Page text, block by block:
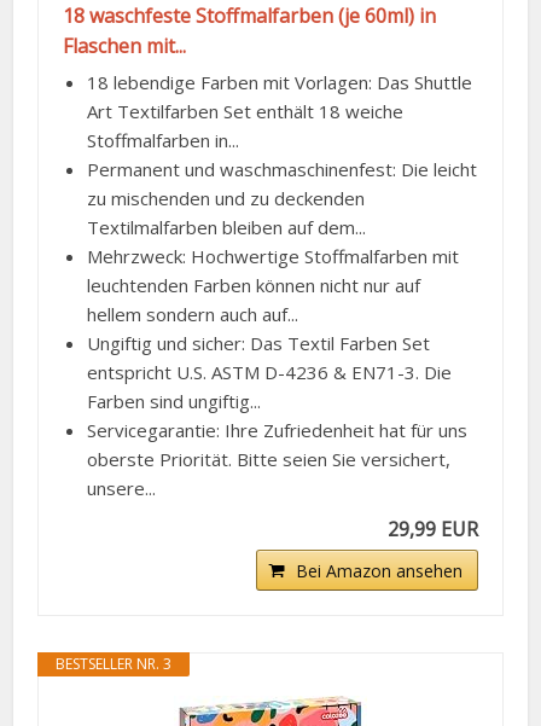
18 waschfeste Stoffmalfarben (je 60ml) in
Flaschen mit...
18 lebendige Farben mit Vorlagen: Das Shuttle
Art Textilfarben Set enthält 18 weiche
Stoffmalfarben in...
Permanent und waschmaschinenfest: Die leicht
zu mischenden und zu deckenden
Textilmalfarben bleiben auf dem...
Mehrzweck: Hochwertige Stoffmalfarben mit
leuchtenden Farben können nicht nur auf
hellem sondern auch auf...
Ungiftig und sicher: Das Textil Farben Set
entspricht U.S. ASTM D-4236 & EN71-3. Die
Farben sind ungiftig...
Servicegarantie: Ihre Zufriedenheit hat für uns
oberste Priorität. Bitte seien Sie versichert,
unsere...
29,99 EUR
Bei Amazon ansehen
BESTSELLER NR. 3